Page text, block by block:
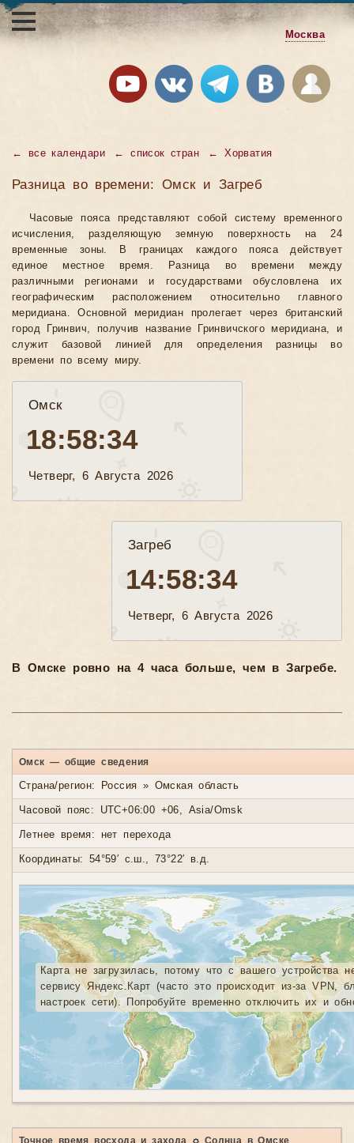
Москва
← все календари ←список стран ←Хорватия
Разница во времени: Омск и Загреб
Часовые пояса представляют собой систему временного
исчисления, разделяющую земную поверхность на 24
временные зоны. В границах каждого пояса действует
единое местное время. Разница во времени между
различными регионами и государствами обусловлена их
географическим расположением относительно главного
меридиана. Основной меридиан пролегает через британский
город Гринвич, получив название Гринвичского меридиана, и
служит базовой линией для определения разницы во
времени по всему миру.
Омск
18:58:36
Четверг, 6 Августа 2026
Загреб
14:58:36
Четверг, 6 Августа 2026
В Омске ровно на 4 часа больше, чем в Загребе.
Омск — общие сведения
Страна/регион: Россия » Омская область
Часовой пояс: UTC+06:00 +06, Asia/Omsk
Летнее время: нет перехода
Координаты: 54°59′ с.ш., 73°22′ в.д.
Карта не загрузилась, потому что с вашего устройства
сервису Яндекс.Карт (часто это происходит из-за VPN,
настроек сети). Попробуйте временно отключить их и
Точное время восхода и захода ☼ Солнца в Омске